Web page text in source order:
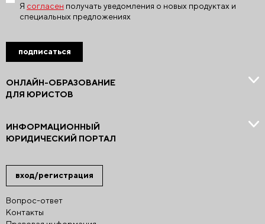
вход/регистрация
Вопрос-ответ
Контакты
ОНЛАЙН-ОБРАЗОВАНИЕ
ДЛЯ ЮРИСТОВ
ИНФОРМАЦИОННЫЙ
ЮРИДИЧЕСКИЙ ПОРТАЛ
Я согласен получать уведомления о новых продуктах и
специальных предложениях
подписаться